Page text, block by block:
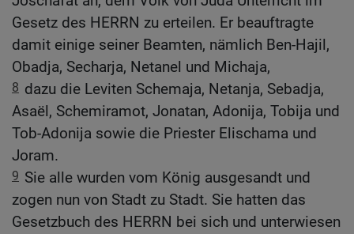
Gesetz des HERRN zu erteilen. Er beauftragte
damit einige seiner Beamten, nämlich Ben-Hajil,
Obadja, Secharja, Netanel und Michaja,
8 dazu die Leviten Schemaja, Netanja, Sebadja,
Asaël, Schemiramot, Jonatan, Adonija, Tobija und
Tob-Adonija sowie die Priester Elischama und
Joram.
9 Sie alle wurden vom König ausgesandt und
zogen nun von Stadt zu Stadt. Sie hatten das
Gesetzbuch des HERRN bei sich und unterwiesen